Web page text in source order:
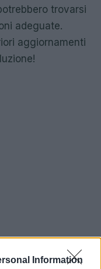
Information
trovarsi
adeguate.
aggiornamenti